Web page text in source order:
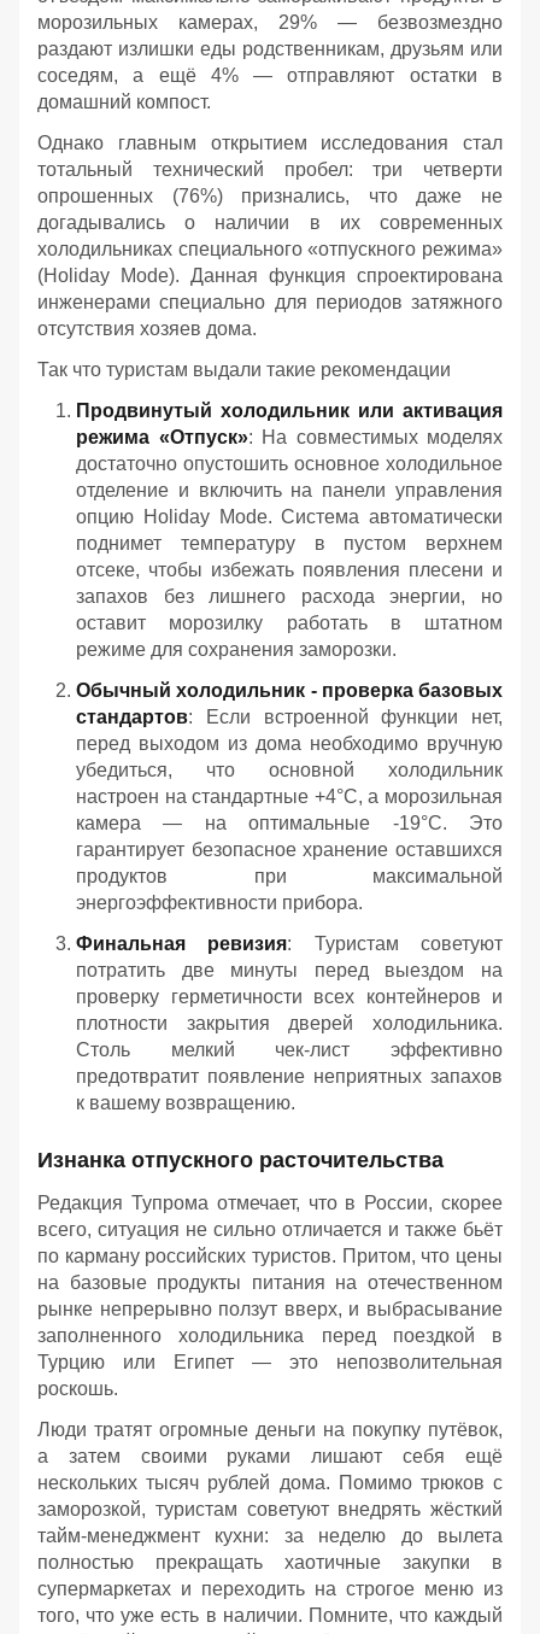
морозильных камерах, 29% — безвозмездно
раздают излишки еды родственникам, друзьям или
соседям, а ещё 4% — отправляют остатки в
домашний компост.
Однако главным открытием исследования стал
тотальный технический пробел: три четверти
опрошенных (76%) признались, что даже не
догадывались о наличии в их современных
холодильниках специального «отпускного режима»
(Holiday Mode). Данная функция спроектирована
инженерами специально для периодов затяжного
отсутствия хозяев дома.
Так что туристам выдали такие рекомендации
Продвинутый холодильник или активация
режима «Отпуск»: На совместимых моделях
достаточно опустошить основное холодильное
отделение и включить на панели управления
опцию Holiday Mode. Система автоматически
поднимет температуру в пустом верхнем
отсеке, чтобы избежать появления плесени и
запахов без лишнего расхода энергии, но
оставит морозилку работать в штатном
режиме для сохранения заморозки.
Обычный холодильник - проверка базовых
стандартов: Если встроенной функции нет,
перед выходом из дома необходимо вручную
убедиться, что основной холодильник
настроен на стандартные +4°C, а морозильная
камера — на оптимальные -19°C. Это
гарантирует безопасное хранение оставшихся
продуктов при максимальной
энергоэффективности прибора.
Финальная ревизия: Туристам советуют
потратить две минуты перед выездом на
проверку герметичности всех контейнеров и
плотности закрытия дверей холодильника.
Столь мелкий чек-лист эффективно
предотвратит появление неприятных запахов
к вашему возвращению.
Изнанка отпускного расточительства
Редакция Тупрома отмечает, что в России, скорее
всего, ситуация не сильно отличается и также бьёт
по карману российских туристов. Притом, что цены
на базовые продукты питания на отечественном
рынке непрерывно ползут вверх, и выбрасывание
заполненного холодильника перед поездкой в
Турцию или Египет — это непозволительная
роскошь.
Люди тратят огромные деньги на покупку путёвок,
а затем своими руками лишают себя ещё
нескольких тысяч рублей дома. Помимо трюков с
заморозкой, туристам советуют внедрять жёсткий
тайм-менеджмент кухни: за неделю до вылета
полностью прекращать хаотичные закупки в
супермаркетах и переходить на строгое меню из
того, что уже есть в наличии. Помните, что каждый